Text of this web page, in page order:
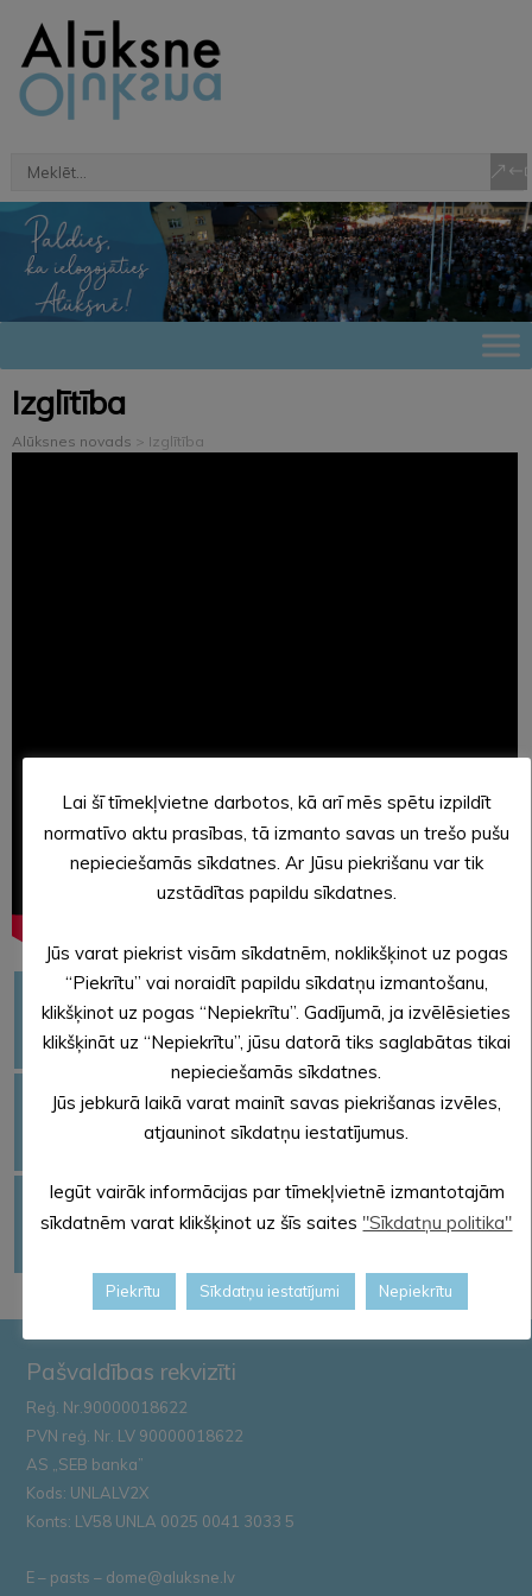
Izglītība
Alūksnes novads > Izglītība
NOVADA
IZGLĪTĪBAS
IESTĀŽU TĪKLS
IZGLĪTĪBAS
PĀRVALDE
PIRMSSKOLAS
IZGLĪTĪBAS
IESTĀDES
VISPĀRĒJĀS
INTEREŠU
IZGLĪTĪBA
PROFESIONĀLĀS
PIEAUGUŠO
SKOLĒNU
PĀRVADĀJUMU
BIEŽĀK UZDOTIE
JAUTĀJUMI
Pašvaldības rekvizīti
Reģ. Nr.90000018622
PVN reģ. Nr. LV 90000018622
AS „SEB banka”
Kods: UNLALV2X
Konts: LV58 UNLA 0025 0041 3033 5
E – pasts – dome@aluksne.lv
Lai šī tīmekļvietne darbotos, kā arī mēs spētu izpildīt
normatīvo aktu prasības, tā izmanto savas un trešo pušu
nepieciešamās sīkdatnes. Ar Jūsu piekrišanu var tik
uzstādītas papildu sīkdatnes.
Jūs varat piekrist visām sīkdatnēm, noklikšķinot uz pogas
“Piekrītu” vai noraidīt papildu sīkdatņu izmantošanu,
klikšķinot uz pogas “Nepiekrītu”. Gadījumā, ja izvēlēsieties
klikšķināt uz “Nepiekrītu”, jūsu datorā tiks saglabātas tikai
nepieciešamās sīkdatnes.
Jūs jebkurā laikā varat mainīt savas piekrišanas izvēles,
atjauninot sīkdatņu iestatījumus.
Iegūt vairāk informācijas par tīmekļvietnē izmantotajām
sīkdatnēm varat klikšķinot uz šīs saites "Sīkdatņu politika"
Piekrītu Sīkdatņu iestatījumi Nepiekrītu